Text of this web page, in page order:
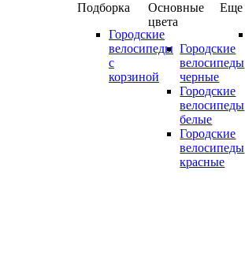
Подборка
Городские
велосипеды
с
корзиной
Основные
цвета
Городские
велосипеды
черные
Городские
велосипеды
белые
Городские
велосипеды
красные
Еще